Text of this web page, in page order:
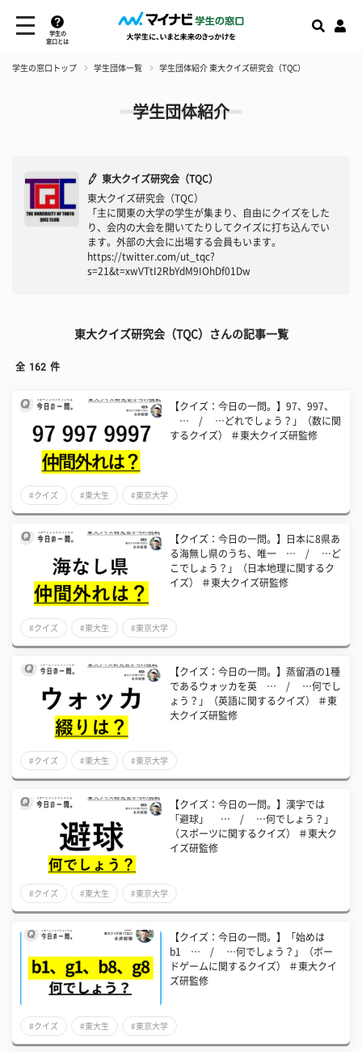
学生の
窓口とは
学生の窓口トップ 学生団体一覧 学生団体紹介 東大クイズ研究会（TQC）
学生団体紹介
東大クイズ研究会（TQC）
東大クイズ研究会（TQC）
「主に関東の大学の学生が集まり、自由にクイズをした
り、会内の大会を開いてたりしてクイズに打ち込んでい
ます。外部の大会に出場する会員もいます。
https://twitter.com/ut_tqc?
s=21&t=xwVTtI2RbYdM9IOhDf01Dw
東大クイズ研究会（TQC）さんの記事一覧
全 162 件
【クイズ：今日の一問。】97、997、
… / …どれでしょう？」（数に関
するクイズ） ＃東大クイズ研監修
#クイズ #東大生 #東京大学
【クイズ：今日の一問。】日本に8県あ
る海無し県のうち、唯一 … / …ど
こでしょう？」（日本地理に関するク
イズ） ＃東大クイズ研監修
#クイズ #東大生 #東京大学
【クイズ：今日の一問。】蒸留酒の1種
であるウォッカを英 … / …何でし
ょう？」（英語に関するクイズ） ＃東
大クイズ研監修
#クイズ #東大生 #東京大学
【クイズ：今日の一問。】漢字では
「避球」 … / …何でしょう？」
（スポーツに関するクイズ） ＃東大ク
イズ研監修
#クイズ #東大生 #東京大学
【クイズ：今日の一問。】「始めは
b1 … / …何でしょう？」（ボー
ドゲームに関するクイズ） ＃東大クイ
ズ研監修
#クイズ #東大生 #東京大学